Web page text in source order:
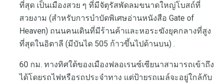
ที่สุด เป็นเมืองสวย ๆ ที่มีจัตุรัสพัดลมขนาดใหญ่โบสถ์ที่
สวยงาม (สำหรับการบำบัดพิเศษอ่านหนังสือ Gate of
Heaven) ถนนคนเดินที่มีร้านค้าและหอระฆังยุคกลางที่สูง
ที่สุดในอิตาลี (มีบันได 505 ก้าวขึ้นไปด้านบน) .
60 กม. ทางทิศใต้ของเมืองฟลอเรนซ์เซียนาสามารถเข้าถึง
ได้โดยรถไฟหรือรถประจำทาง แต่ป้ายรถเมล์จะอยู่ใกล้กับ